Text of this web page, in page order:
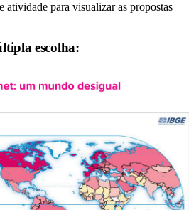
atividade para visualizar as propostas
escolha: